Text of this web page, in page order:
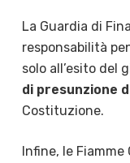
La Guardia di
responsabilità
solo all’esito del
di presunzione
Costituzione.
Infine, le